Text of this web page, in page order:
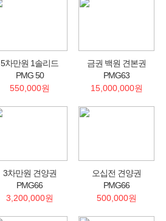
5차만원 1솔리드
PMG 50
550,000원
금권 백원 견본권
PMG63
15,000,000원
3차만원 견양권
PMG66
3,200,000원
오십전 견양권
PMG66
500,000원